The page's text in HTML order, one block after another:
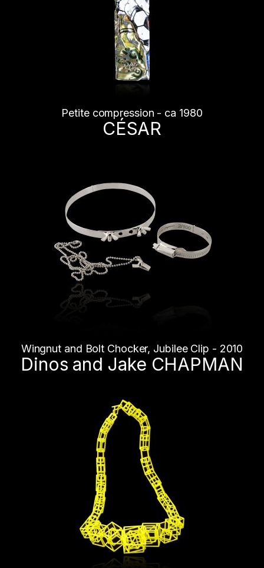
Petite compression - ca 1980
CÉSAR
Wingnut and Bolt Chocker, Jubilee Clip - 2010
Dinos and Jake CHAPMAN